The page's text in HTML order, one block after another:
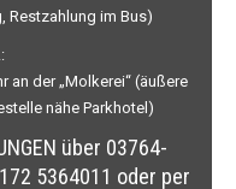
Restzahlung im Bus)
an der „Molkerei“ (äußere
nähe Parkhotel)
über 03764-
5364011 oder per